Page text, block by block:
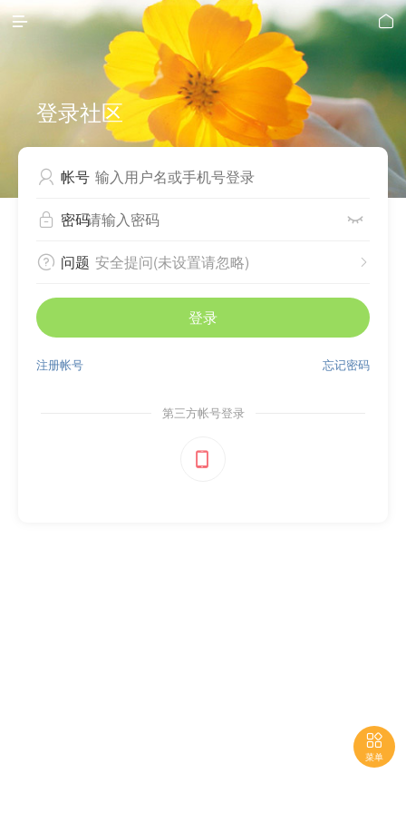
 
登录社区
 帐号
 密码 
 问题 
安全提问(未设置请忽略)
登录
忘记密码
注册帐号
第三方帐号登录


菜单